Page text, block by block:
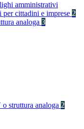
amministrativi
cittadini e imprese 2
analoga 3
struttura analoga 2